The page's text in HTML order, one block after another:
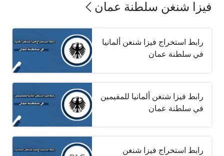
فيزا شنغن سلطنة عمان
رابط استخراج فيزا شنغن ألمانيا
في سلطنة عمان
رابط فيزا شنغن ألمانيا للمقيمين
في سلطنة عمان
رابط استخراج فيزا شنغن